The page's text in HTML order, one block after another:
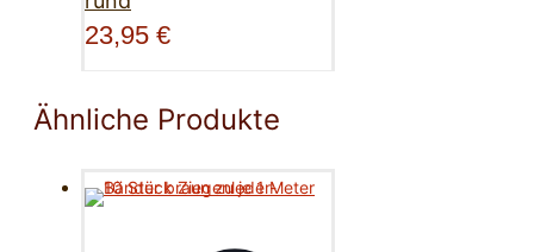
23,95 €
Ähnliche Produkte